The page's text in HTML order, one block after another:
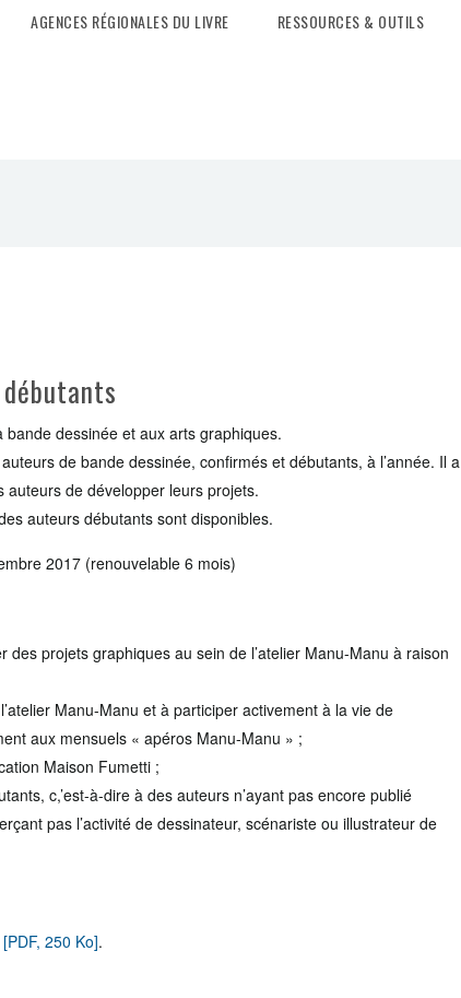
AGENCES RÉGIONALES DU LIVRE RESSOURCES & OUTILS
dessinée et aux arts graphiques.
de bande dessinée, confirmés et débutants, à l’année. Il a
de développer leurs projets.
auteurs débutants sont disponibles.
2017 (renouvelable 6 mois)
des projets graphiques au sein de l’atelier Manu-Manu à raison
Manu-Manu et à participer activement à la vie de
aux mensuels « apéros Manu-Manu » ;
Maison Fumetti ;
c,’est-à-dire à des auteurs n’ayant pas encore publié
pas l’activité de dessinateur, scénariste ou illustrateur de
250 Ko].